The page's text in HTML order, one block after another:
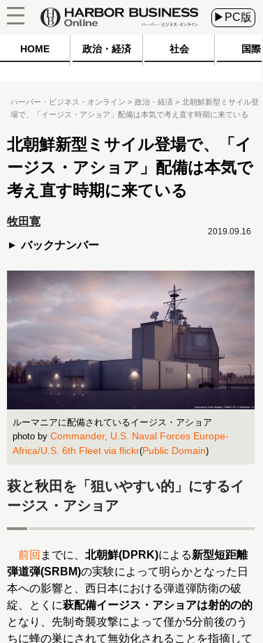
▶PC版
HOME 政治・経済 社会 国際
ハーバー・ビジネス・オンライン 政治・経済
北朝鮮新型ミサイル登
場で、「イージス・アショア」配備は本気で考え直す時期に来ている
北朝鮮新型ミサイル登場で、「イ
ージス・アショア」配備は本気で
考え直す時期に来ている
牧田寛
バックナンバー
2019.09.16
ルーマニアに配備されているイージス・アショア
photo by Commander, U.S. Naval Forces Europe-
Africa/U.S. 6th Fleet via flickr(Public Domain)
萩と秋田を「狙いやすい的」にするイ
ージス・アショア
前回 までに、 北朝鮮(DPRK)による新型短距離
弾道弾(SRBM)の実験によって明らかとなった日
本への影響と、西日本における弾道弾防衛の破
綻、とくに萩配備イージス・アショアは射的の的
となり、先制奇襲攻撃によって僅か5分前後のう
ちに蜂の巣にされて無効化されることを指摘して